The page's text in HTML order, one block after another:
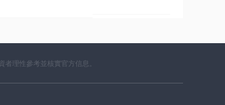
理性參考並核實官方信息。